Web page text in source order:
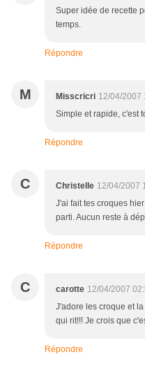
Super idée de recette
temps.
Répondre
M Misscricri 12/04/2007
Simple et rapide, c'est
Répondre
C Christelle 12/04/2007
J'ai fait tes croques
parti. Aucun reste à
Répondre
C carotte 12/04/2007
J'adore les croque et
qui rit!!! Je crois que
Répondre